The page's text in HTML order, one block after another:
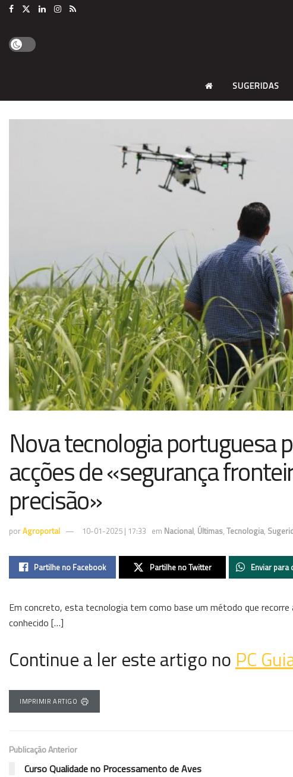
SUGERIDAS
Nova tecnologia portuguesa
acções de «segurança
precisão»
porAgroportal 10-01-2025 | 17:33 em Nacional, Últimas, Tecnologia,
Partilhe no Facebook Partilhe no Twitter Enviar para
Em concreto, esta tecnologia tem como base um método que
conhecido […]
Continue a ler este artigo no PC
IMPRIMIR ARTIGO
Publicação Anterior
Curso Qualidade no Processamento de Aves